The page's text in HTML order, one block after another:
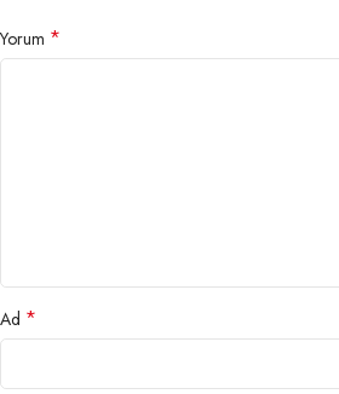
Yorum *
Ad *